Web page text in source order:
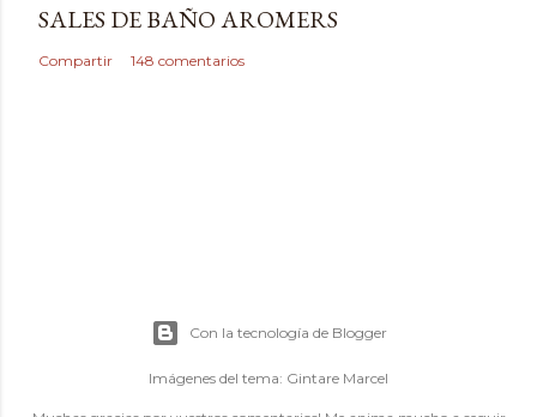
SALES DE BAÑO AROMERS
Compartir 148 comentarios
Con la tecnología de Blogger
Imágenes del tema: Gintare Marcel